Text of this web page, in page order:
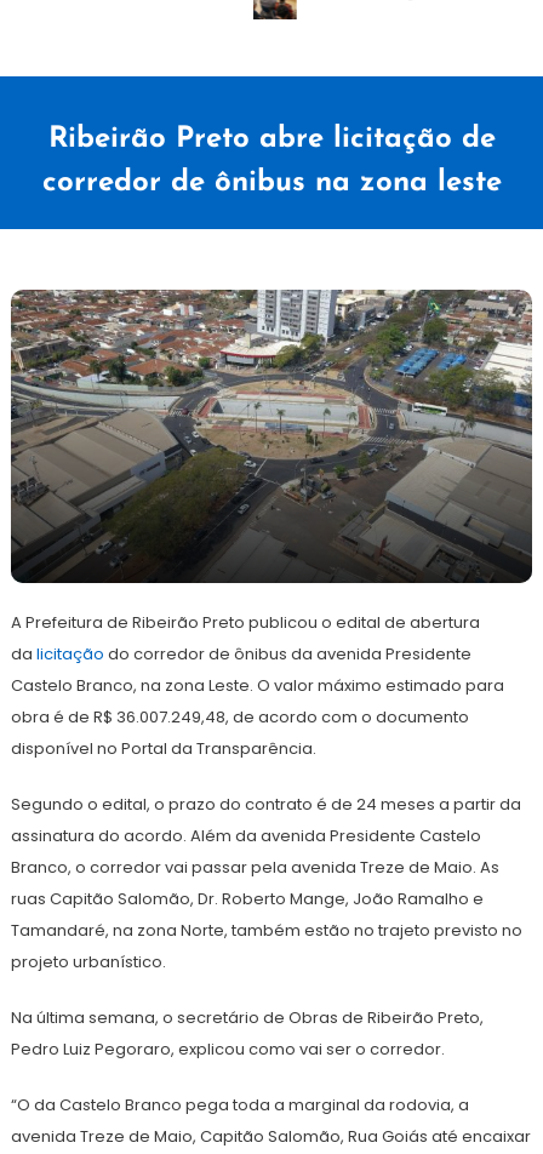
Ribeirão Preto abre licitação de
corredor de ônibus na zona leste
16
janeiro
de
Redação
A Prefeitura de Ribeirão Preto publicou o edital de abertura
da licitação do corredor de ônibus da avenida Presidente
Castelo Branco, na zona Leste. O valor máximo estimado para
obra é de R$ 36.007.249,48, de acordo com o documento
disponível no Portal da Transparência.
Segundo o edital, o prazo do contrato é de 24 meses a partir da
assinatura do acordo. Além da avenida Presidente Castelo
Branco, o corredor vai passar pela avenida Treze de Maio. As
ruas Capitão Salomão, Dr. Roberto Mange, João Ramalho e
Tamandaré, na zona Norte, também estão no trajeto previsto no
projeto urbanístico.
Na última semana, o secretário de Obras de Ribeirão Preto,
Pedro Luiz Pegoraro, explicou como vai ser o corredor.
“O da Castelo Branco pega toda a marginal da rodovia, a
avenida Treze de Maio, Capitão Salomão, Rua Goiás até encaixar